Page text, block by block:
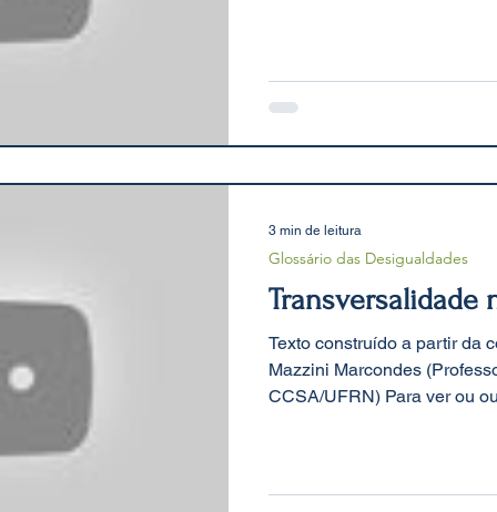
Transversalidade
Texto construído a partir da
Mazzini Marcondes
CCSA/UFRN) Para ver ou
Glossário das Desigualdades
3 min de leitura